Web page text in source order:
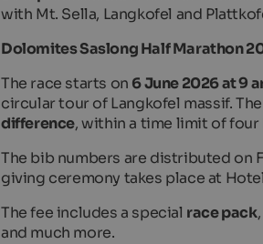
with Mt. Sella, Langkofel and
Dolomites Saslong Half Marathon
The race starts on 6 June 2026 at 9
circular tour of Langkofel massif.
difference, within a time limit of four
The bib numbers are distributed on
giving ceremony takes place at
The fee includes a special race pack
and much more.